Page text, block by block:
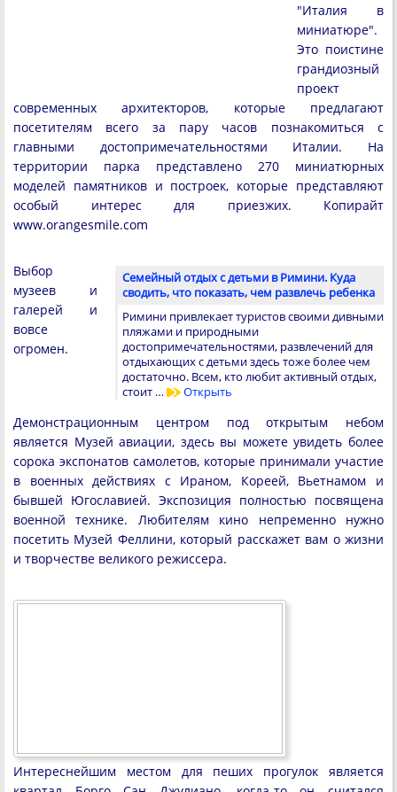
"Италия в
миниатюре".
Это поистине
грандиозный
проект
современных архитекторов, которые предлагают
посетителям всего за пару часов познакомиться с
главными достопримечательностями Италии. На
территории парка представлено 270 миниатюрных
моделей памятников и построек, которые представляют
особый интерес для приезжих. Копирайт
www.orangesmile.com
Семейный отдых с детьми в Римини. Куда
сводить, что показать, чем развлечь ребенка
Римини привлекает туристов своими дивными
пляжами и природными
достопримечательностями, развлечений для
отдыхающих с детьми здесь тоже более чем
достаточно. Всем, кто любит активный отдых,
стоит …
Открыть
Выбор
музеев и
галерей и
вовсе
огромен.
Демонстрационным центром под открытым небом
является Музей авиации, здесь вы можете увидеть более
сорока экспонатов самолетов, которые принимали участие
в военных действиях с Ираном, Кореей, Вьетнамом и
бывшей Югославией. Экспозиция полностью посвящена
военной технике. Любителям кино непременно нужно
посетить Музей Феллини, который расскажет вам о жизни
и творчестве великого режиссера.
Интереснейшим местом для пеших прогулок является